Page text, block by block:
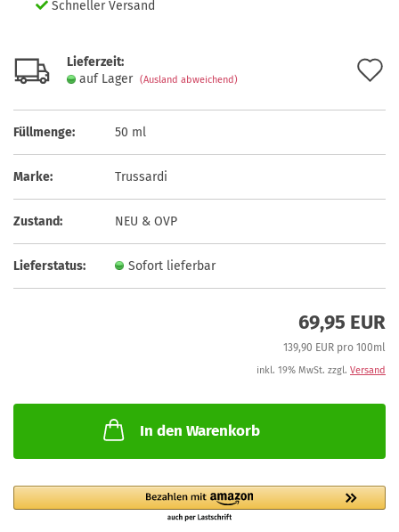
Schneller Versand
Lieferzeit:
auf Lager (Ausland abweichend)
Füllmenge: 50 ml
Marke: Trussardi
Zustand: NEU & OVP
Lieferstatus: Sofort lieferbar
69,95 EUR
139,90 EUR pro 100ml
inkl. 19% MwSt. zzgl. Versand
In den Warenkorb